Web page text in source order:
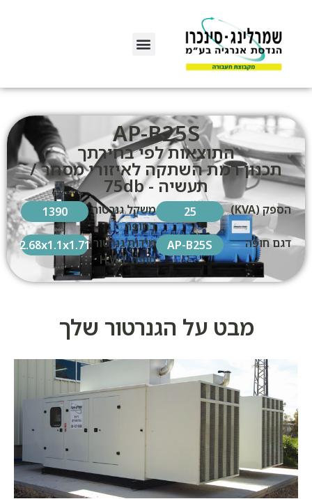
AP-B25S
התוצאות לפי בחירתך
תכנון רמת השתקה לאיזורי מסחר /
תעשיה - 75db
הספק (KVA) 25
משקל גנרטור
בחופה
1390
דגם חופה AP-B25S
מידות גנרטור
חופה H.W.L
2.68x1.1x1.71
מבט על הגנרטור שלך